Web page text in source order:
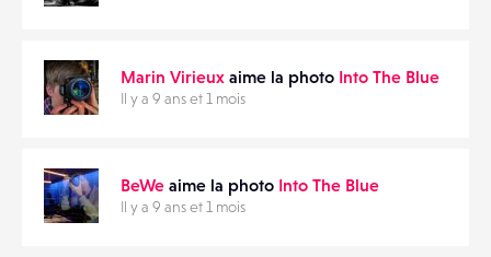
ÉVÉNEMENTS
Marin Virieux aime la photo Into The Blue
Il y a 9 ans et 1 mois
BeWe aime la photo Into The Blue
Il y a 9 ans et 1 mois